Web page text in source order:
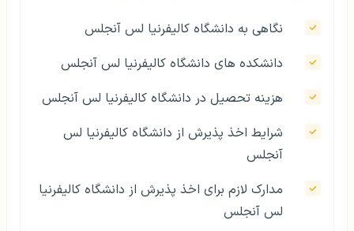
نگاهی به دانشگاه کالیفرنیا لس آنجلس
دانشکده‌ های دانشگاه کالیفرنیا لس آنجلس
هزینه تحصیل در دانشگاه کالیفرنیا لس آنجلس
شرایط اخذ پذیرش از دانشگاه کالیفرنیا لس
آنجلس
مدارک لازم برای اخذ پذیرش از دانشگاه کالیفرنیا
لس آنجلس